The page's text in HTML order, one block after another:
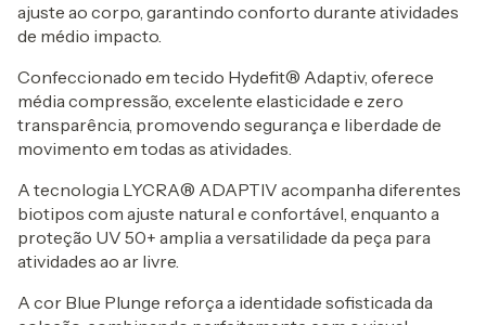
ajuste ao corpo, garantindo conforto durante atividades
de médio impacto.
Confeccionado em tecido Hydefit® Adaptiv, oferece
média compressão, excelente elasticidade e zero
transparência, promovendo segurança e liberdade de
movimento em todas as atividades.
A tecnologia LYCRA® ADAPTIV acompanha diferentes
biotipos com ajuste natural e confortável, enquanto a
proteção UV 50+ amplia a versatilidade da peça para
atividades ao ar livre.
A cor Blue Plunge reforça a identidade sofisticada da